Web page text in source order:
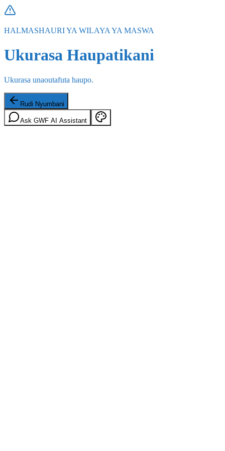
HALMASHAURI YA WILAYA YA MASWA
Ukurasa Haupatikani
Ukurasa unaoutafuta haupo.
Rudi Nyumbani
Ask GWF AI Assistant